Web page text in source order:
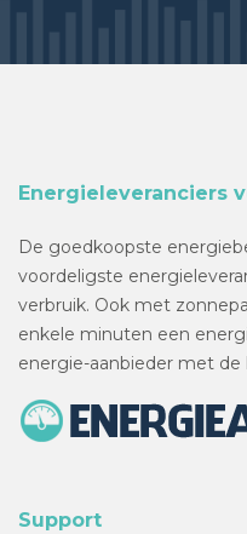
Energieleveranciers
De goedkoopste
voordeligste
verbruik. Ook met
enkele minuten een
energie-aanbieder met de
Support